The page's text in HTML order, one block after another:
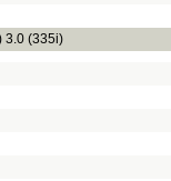
3.0 (335i)